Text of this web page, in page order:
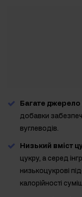
Багате джерело
добавки
вуглеводів.
Низький вміст
цукру, а серед
низькоцукрові
калорійності